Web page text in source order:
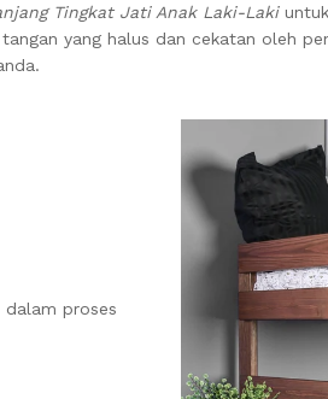
Tingkat Jati Anak Laki-Lakiuntuk
yang halus dan cekatan oleh
dalam proses